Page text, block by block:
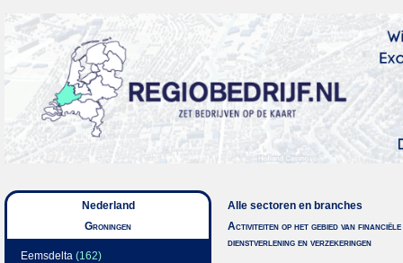
Nederland
Groningen
Eemsdelta (162)
Alle sectoren en branches
Activiteiten op het gebied van financiële
dienstverlening en verzekeringen